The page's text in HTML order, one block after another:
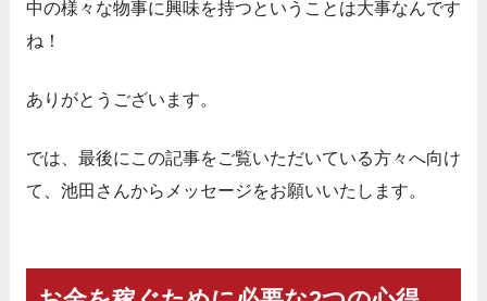
中の様々な物事に興味を持つということは大事なんです
ね！
ありがとうございます。
では、最後にこの記事をご覧いただいている方々へ向け
て、池田さんからメッセージをお願いいたします。